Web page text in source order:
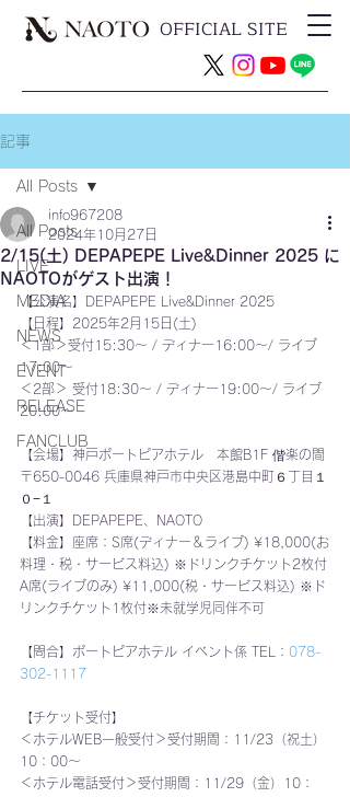
OFFICIAL SITE
記事
All Posts
LIVE
MEDIA
NEWS
EVENT
RELEASE
FANCLUB
All Posts
2/15(土) DEPAPEPE Live&Dinner 2025 に
NAOTOがゲスト出演！
info967208
2024年10月27日
【公演名】DEPAPEPE Live&Dinner 2025
【日程】2025年2月15日(土)
＜1部＞受付15:30〜 / ディナー16:00〜/ ライブ
17:00〜
＜2部＞ 受付18:30〜 / ディナー19:00〜/ ライブ
20:00〜
【会場】神戸ポートピアホテル　本館B1F 偕楽の間
〒650-0046 兵庫県神戸市中央区港島中町６丁目１
０−１
【出演】DEPAPEPE、NAOTO
【料金】座席：S席(ディナー＆ライブ) ¥18,000(お
料理・税・サービス料込) ※ドリンクチケット2枚付
A席(ライブのみ) ¥11,000(税・サービス料込) ※ド
リンクチケット1枚付※未就学児同伴不可
【問合】ポートピアホテル イベント係 TEL： 078-
302-1117
【チケット受付】
＜ホテルWEB一般受付＞受付期間：11/23（祝土）
10：00～
＜ホテル電話受付＞受付期間：11/29（金）10：